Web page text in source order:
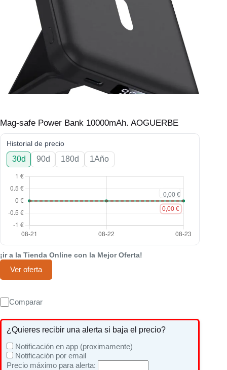
Mag-safe Power Bank 10000mAh. AOGUERBE
Historial de precio
30d 90d 180d 1Año
¡ir a la Tienda Online con la Mejor Oferta!
Ver oferta
Comparar
¿Quieres recibir una alerta si baja el precio?
Notificación en app (proximamente)
Notificación por email
Precio máximo para alerta: